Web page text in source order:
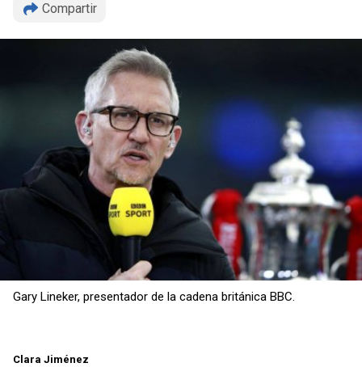
Compartir
Copiar
Gary Lineker, presentador de la cadena británica BBC.
Clara Jiménez